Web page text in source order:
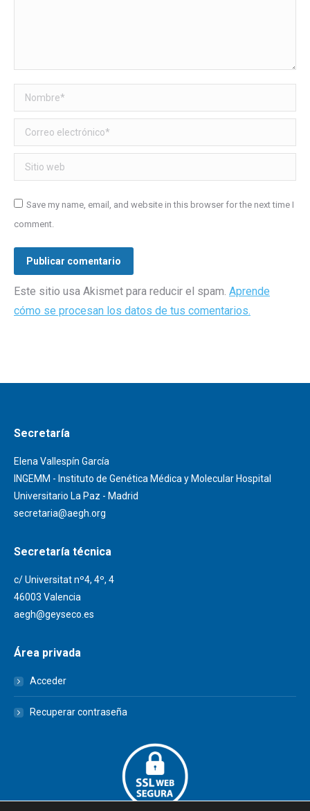
Nombre *
Correo electrónico *
Sitio web
Save my name, email, and website in this browser for the next time I
comment.
Publicar comentario
Este sitio usa Akismet para reducir el spam. Aprende
cómo se procesan los datos de tus comentarios.
Secretaría
Elena Vallespín García
INGEMM - Instituto de Genética Médica y Molecular Hospital
Universitario La Paz - Madrid
secretaria@aegh.org
Secretaría técnica
c/ Universitat nº4, 4º, 4
46003 Valencia
aegh@geyseco.es
Área privada
Acceder
Recuperar contraseña